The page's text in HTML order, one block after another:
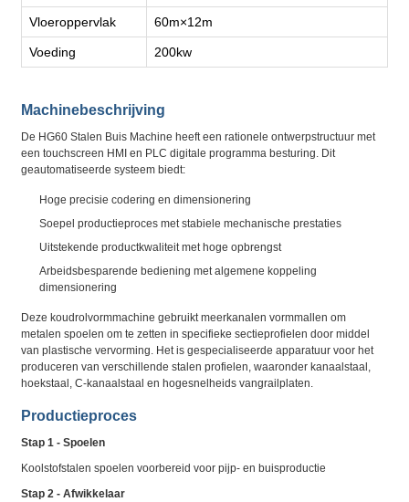
Vloeroppervlak 60m×12m
Voeding 200kw
Machinebeschrijving
De HG60 Stalen Buis Machine heeft een rationele ontwerpstructuur met
een touchscreen HMI en PLC digitale programma besturing. Dit
geautomatiseerde systeem biedt:
Hoge precisie codering en dimensionering
Soepel productieproces met stabiele mechanische prestaties
Uitstekende productkwaliteit met hoge opbrengst
Arbeidsbesparende bediening met algemene koppeling
dimensionering
Deze koudrolvormmachine gebruikt meerkanalen vormmallen om
metalen spoelen om te zetten in specifieke sectieprofielen door middel
van plastische vervorming. Het is gespecialiseerde apparatuur voor het
produceren van verschillende stalen profielen, waaronder kanaalstaal,
hoekstaal, C-kanaalstaal en hogesnelheids vangrailplaten.
Productieproces
Stap 1 - Spoelen
Koolstofstalen spoelen voorbereid voor pijp- en buisproductie
Stap 2 - Afwikkelaar